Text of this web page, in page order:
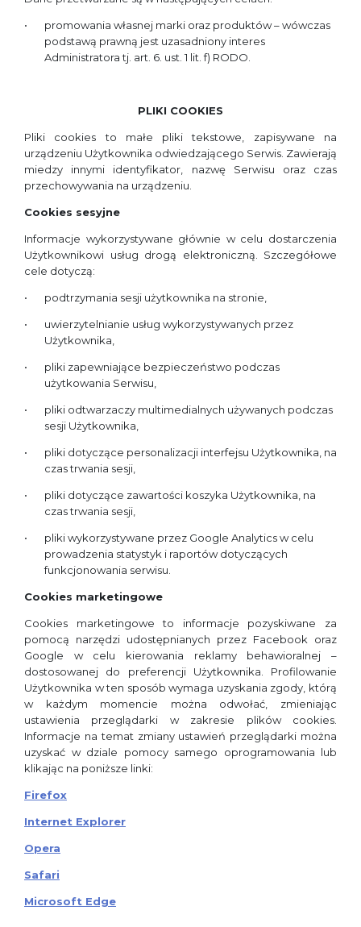
promowania własnej marki oraz produktów – wówczas
podstawą prawną jest uzasadniony interes
Administratora tj. art. 6. ust. 1 lit. f) RODO.
PLIKI COOKIES
Pliki cookies to małe pliki tekstowe, zapisywane na
urządzeniu Użytkownika odwiedzającego Serwis. Zawierają
miedzy innymi identyfikator, nazwę Serwisu oraz czas
przechowywania na urządzeniu.
Cookies sesyjne
Informacje wykorzystywane głównie w celu dostarczenia
Użytkownikowi usług drogą elektroniczną. Szczegółowe
cele dotyczą:
podtrzymania sesji użytkownika na stronie,
uwierzytelnianie usług wykorzystywanych przez
Użytkownika,
pliki zapewniające bezpieczeństwo podczas
użytkowania Serwisu,
pliki odtwarzaczy multimedialnych używanych podczas
sesji Użytkownika,
pliki dotyczące personalizacji interfejsu Użytkownika, na
czas trwania sesji,
pliki dotyczące zawartości koszyka Użytkownika, na
czas trwania sesji,
pliki wykorzystywane przez Google Analytics w celu
prowadzenia statystyk i raportów dotyczących
funkcjonowania serwisu.
Cookies marketingowe
Cookies marketingowe to informacje pozyskiwane za
pomocą narzędzi udostępnianych przez Facebook oraz
Google w celu kierowania reklamy behawioralnej –
dostosowanej do preferencji Użytkownika. Profilowanie
Użytkownika w ten sposób wymaga uzyskania zgody, którą
w każdym momencie można odwołać, zmieniając
ustawienia przeglądarki w zakresie plików cookies.
Informacje na temat zmiany ustawień przeglądarki można
uzyskać w dziale pomocy samego oprogramowania lub
klikając na poniższe linki:
Firefox
Internet Explorer
Opera
Safari
Microsoft Edge